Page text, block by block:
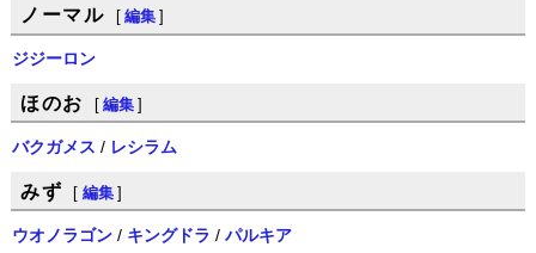
ノーマル [ 編集 ]
ジジーロン
ほのお [ 編集 ]
バクガメス / レシラム
みず [ 編集 ]
ウオノラゴン / キングドラ /パルキア